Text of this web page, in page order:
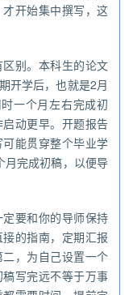
开始集中撰写，这
别。本科生的论文
开学后，也就是2月
一个月左右完成初
动更早。开题报告
能贯穿整个毕业学
月完成初稿，以便导
要和你的导师保持
的指南，定期汇报
，为自己设置一个
写完远不等于万事